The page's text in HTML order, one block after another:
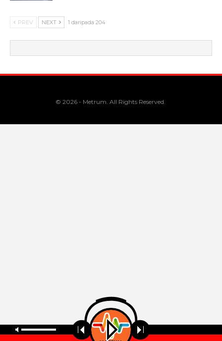
PREV NEXT 1 daripada 204
© 2026 - Metrum. All Rights Reserved.